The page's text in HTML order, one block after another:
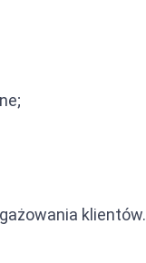
klientów.